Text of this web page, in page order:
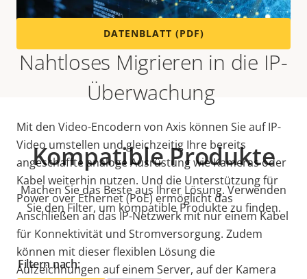
Nahtloses Migrieren in die IP-
Überwachung
Mit den Video-Encodern von Axis können Sie auf IP-
Video umstellen und gleichzeitig Ihre bereits
angeschaffte analoge Ausrüstung wie Kameras oder
Kabel weiterhin nutzen. Und die Unterstützung für
Power over Ethernet (PoE) ermöglicht das
Anschließen an das IP-Netzwerk mit nur einem Kabel
für Konnektivität und Stromversorgung. Zudem
können mit dieser flexiblen Lösung die
Aufzeichnungen auf einem Server, auf der Kamera
DATENBLATT (PDF)
Kompatible Produkte
Machen Sie das Beste aus Ihrer Lösung. Verwenden
Sie den Filter, um kompatible Produkte zu finden.
Filtern nach: